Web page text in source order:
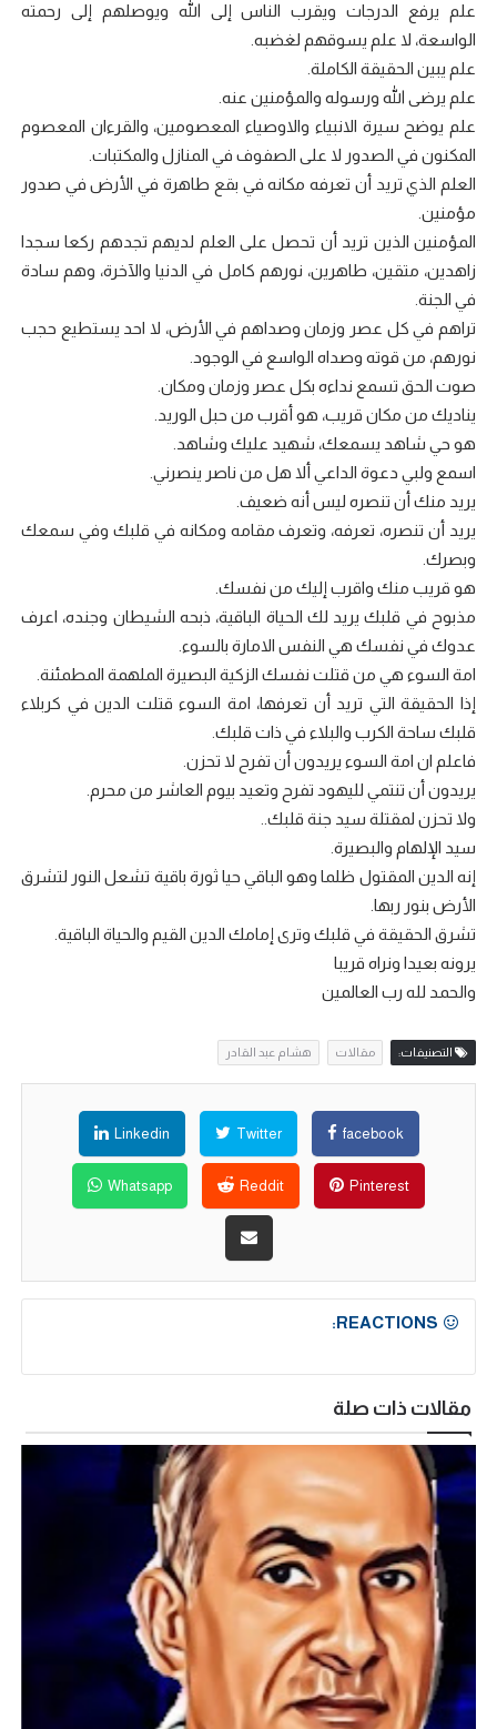
علم يرفع الدرجات ويقرب الناس إلى الله ويوصلهم إلى رحمته
الواسعة، لا علم يسوقهم لغضبه.
علم يبين الحقيقة الكاملة.
علم يرضى الله ورسوله والمؤمنين عنه.
علم يوضح سيرة الانبياء والاوصياء المعصومين، والقرءان المعصوم
المكنون في الصدور لا على الصفوف في المنازل والمكتبات.
العلم الذي تريد أن تعرفه مكانه في بقع طاهرة في الأرض في صدور
مؤمنين.
المؤمنين الذين تريد أن تحصل على العلم لديهم تجدهم ركعا سجدا
زاهدين، متقين، طاهرين، نورهم كامل في الدنيا والآخرة، وهم سادة
في الجنة.
تراهم في كل عصر وزمان وصداهم في الأرض، لا احد يستطيع حجب
نورهم، من قوته وصداه الواسع في الوجود.
صوت الحق تسمع نداءه بكل عصر وزمان ومكان.
يناديك من مكان قريب، هو أقرب من حبل الوريد.
هو حي شاهد يسمعك، شهيد عليك وشاهد.
اسمع ولبي دعوة الداعي ألا هل من ناصر ينصرني.
يريد منك أن تنصره ليس أنه ضعيف.
يريد أن تنصره، تعرفه، وتعرف مقامه ومكانه في قلبك وفي سمعك
وبصرك.
هو قريب منك واقرب إليك من نفسك.
مذبوح في قلبك يريد لك الحياة الباقية، ذبحه الشيطان وجنده، اعرف
عدوك في نفسك هي النفس الامارة بالسوء.
امة السوء هي من قتلت نفسك الزكية البصيرة الملهمة المطمئنة.
إذا الحقيقة التي تريد أن تعرفها، امة السوء قتلت الدين في كربلاء
قلبك ساحة الكرب والبلاء في ذات قلبك.
فاعلم ان امة السوء يريدون أن تفرح لا تحزن.
يريدون أن تنتمي لليهود تفرح وتعيد بيوم العاشر من محرم.
ولا تحزن لمقتلة سيد جنة قلبك..
سيد الإلهام والبصيرة.
إنه الدين المقتول ظلما وهو الباقي حيا ثورة باقية تشعل النور لتشرق
الأرض بنور ربها.
تشرق الحقيقة في قلبك وترى إمامك الدين القيم والحياة الباقية.
يرونه بعيدا ونراه قريبا
والحمد لله رب العالمين
التصنيفات: مقالات هشام عبد القادر
facebook
Twitter
Linkedin
Pinterest
Reddit
Whatsapp
REACTIONS:
مقالات ذات صلة